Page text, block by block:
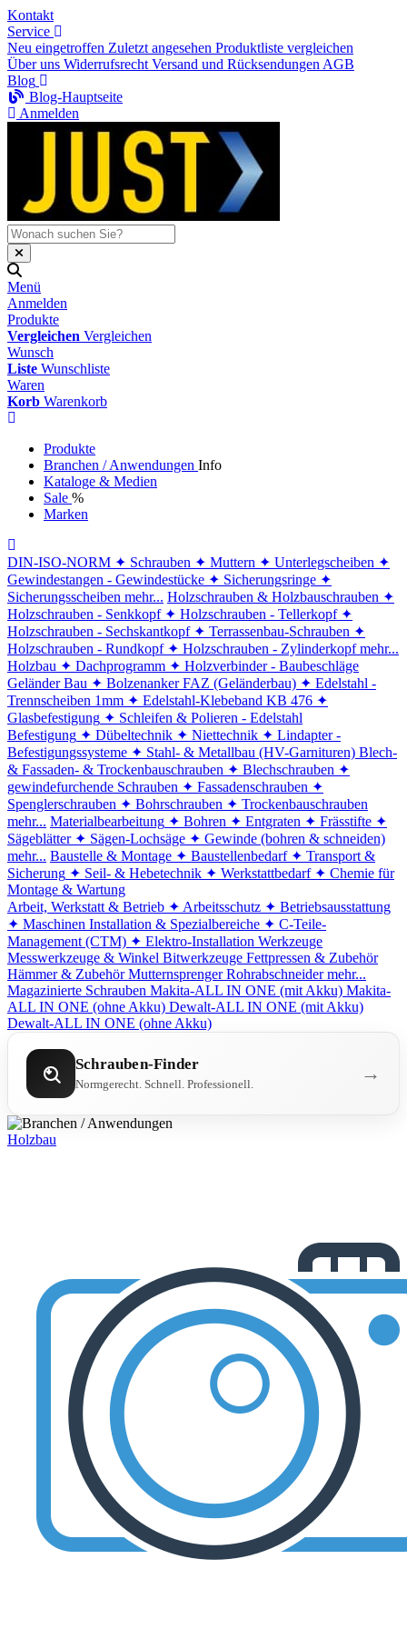
Kontakt
Service
Neu eingetroffen Zuletzt angesehen Produktliste vergleichen
Über uns Widerrufsrecht Versand und Rücksendungen AGB
Blog
Blog-Hauptseite
Anmelden
Menü
Anmelden
Produkte
Vergleichen Vergleichen
Wunsch
Liste Wunschliste
Waren
Korb Warenkorb
Produkte
Branchen / Anwendungen Info
Kataloge & Medien
Sale %
Marken
DIN-ISO-NORM ✦ Schrauben ✦ Muttern ✦ Unterlegscheiben ✦
Gewindestangen - Gewindestücke ✦ Sicherungsringe ✦
Sicherungsscheiben mehr... Holzschrauben & Holzbauschrauben ✦
Holzschrauben - Senkkopf ✦ Holzschrauben - Tellerkopf ✦
Holzschrauben - Sechskantkopf ✦ Terrassenbau-Schrauben ✦
Holzschrauben - Rundkopf ✦ Holzschrauben - Zylinderkopf mehr...
Holzbau ✦ Dachprogramm ✦ Holzverbinder - Baubeschläge
Geländer Bau ✦ Bolzenanker FAZ (Geländerbau) ✦ Edelstahl -
Trennscheiben 1mm ✦ Edelstahl-Klebeband KB 476 ✦
Glasbefestigung ✦ Schleifen & Polieren - Edelstahl
Befestigung ✦ Dübeltechnik ✦ Niettechnik ✦ Lindapter -
Befestigungssysteme ✦ Stahl- & Metallbau (HV-Garnituren) Blech-
& Fassaden- & Trockenbauschrauben ✦ Blechschrauben ✦
gewindefurchende Schrauben ✦ Fassadenschrauben ✦
Spenglerschrauben ✦ Bohrschrauben ✦ Trockenbauschrauben
mehr... Materialbearbeitung ✦ Bohren ✦ Entgraten ✦ Frässtifte ✦
Sägeblätter ✦ Sägen-Lochsäge ✦ Gewinde (bohren & schneiden)
mehr... Baustelle & Montage ✦ Baustellenbedarf ✦ Transport &
Sicherung ✦ Seil- & Hebetechnik ✦ Werkstattbedarf ✦ Chemie für
Montage & Wartung
Arbeit, Werkstatt & Betrieb ✦ Arbeitsschutz ✦ Betriebsausstattung
✦ Maschinen Installation & Spezialbereiche ✦ C-Teile-
Management (CTM) ✦ Elektro-Installation Werkzeuge
Messwerkzeuge & Winkel Bitwerkzeuge Fettpressen & Zubehör
Hämmer & Zubehör Mutternsprenger Rohrabschneider mehr...
Magazinierte Schrauben Makita-ALL IN ONE (mit Akku) Makita-
ALL IN ONE (ohne Akku) Dewalt-ALL IN ONE (mit Akku)
Dewalt-ALL IN ONE (ohne Akku)
Schrauben-Finder
Normgerecht. Schnell. Professionell. →
Holzbau